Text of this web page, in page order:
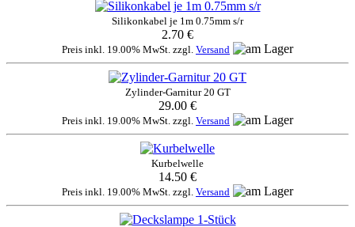
Silikonkabel je 1m 0.75mm s/r
2.70 €
Preis inkl. 19.00% MwSt. zzgl. Versand
Zylinder-Garnitur 20 GT
29.00 €
Preis inkl. 19.00% MwSt. zzgl. Versand
Kurbelwelle
14.50 €
Preis inkl. 19.00% MwSt. zzgl. Versand